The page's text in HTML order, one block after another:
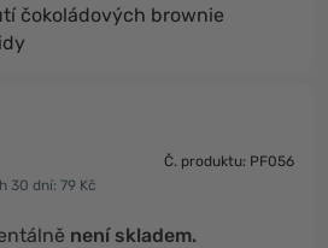
čokoládových brownie
Č. produktu: PF056
30 dní: 79 Kč
není skladem.